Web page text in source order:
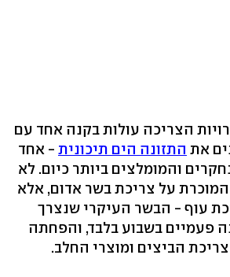
הצריכה עולות בקנה אחד עם
את התזונה הים תיכונית - אחד
והמומלצים ביותר כיום. לא
על צריכת בשר אדום, אלא
עוף - הבשר העיקרי שנצרך
פעמיים בשבוע בלבד, והפחתה
הביצים ומוצרי החלב.